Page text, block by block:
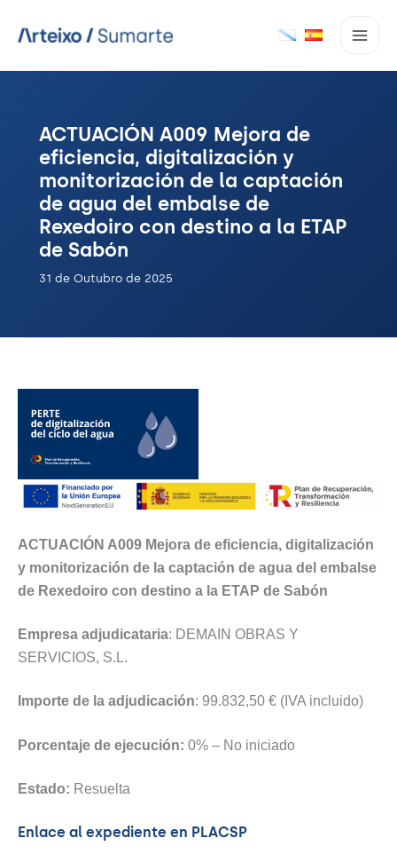
ACTUACIÓN A009 Mejora de
eficiencia, digitalización y
monitorización de la captación
de agua del embalse de
Rexedoiro con destino a la ETAP
de Sabón
31 de Outubro de 2025
ACTUACIÓN A009 Mejora de eficiencia, digitalización
y monitorización de la captación de agua del embalse
de Rexedoiro con destino a la ETAP de Sabón
Empresa adjudicataria: DEMAIN OBRAS Y
SERVICIOS, S.L.
Importe de la adjudicación: 99.832,50 € (IVA incluido)
Porcentaje de ejecución: 0% – No iniciado
Estado: Resuelta
Enlace al expediente en PLACSP